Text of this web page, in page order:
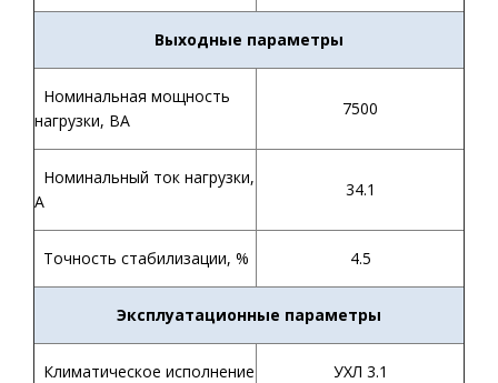
Выходные параметры
Номинальная мощность
нагрузки, ВА
7500
Номинальный ток нагрузки,
А
34.1
Точность стабилизации, % 4.5
Эксплуатационные параметры
Климатическое исполнение УХЛ 3.1